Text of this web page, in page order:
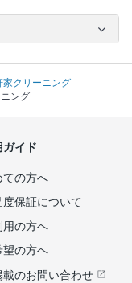
家クリーニング
ング
ガイド
ての方へ
度保証について
用の方へ
望の方へ
載のお問い合わせ